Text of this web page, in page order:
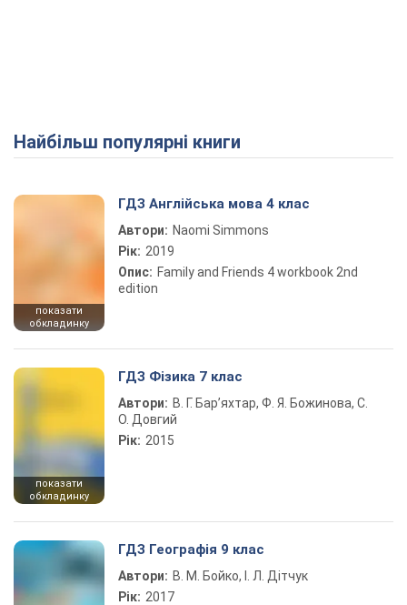
Найбільш популярні книги
показати
обкладинку
ГДЗ Англійська мова 4 клас
Автори: Naomi Simmons
Рік: 2019
Опис: Family and Friends 4 workbook 2nd
edition
показати
обкладинку
ГДЗ Фізика 7 клас
Автори: В. Г. Бар’яхтар, Ф. Я. Божинова, С.
О. Довгий
Рік: 2015
ГДЗ Географія 9 клас
Автори: В. М. Бойко, І. Л. Дітчук
Рік: 2017